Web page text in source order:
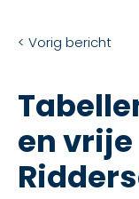
< Vorig bericht
en vrije